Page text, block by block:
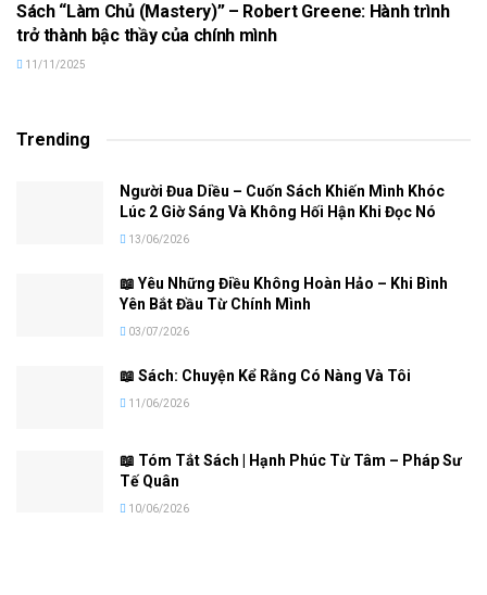
Sách “Làm Chủ (Mastery)” – Robert Greene: Hành trình
trở thành bậc thầy của chính mình
11/11/2025
Trending
Người Đua Diều – Cuốn Sách Khiến Mình Khóc
Lúc 2 Giờ Sáng Và Không Hối Hận Khi Đọc Nó
13/06/2026
📖 Yêu Những Điều Không Hoàn Hảo – Khi Bình
Yên Bắt Đầu Từ Chính Mình
03/07/2026
📖 Sách: Chuyện Kể Rằng Có Nàng Và Tôi
11/06/2026
📖 Tóm Tắt Sách | Hạnh Phúc Từ Tâm – Pháp Sư
Tế Quân
10/06/2026